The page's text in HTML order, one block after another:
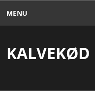
MENU
MAD UD AF HUSET
KALVEKØD